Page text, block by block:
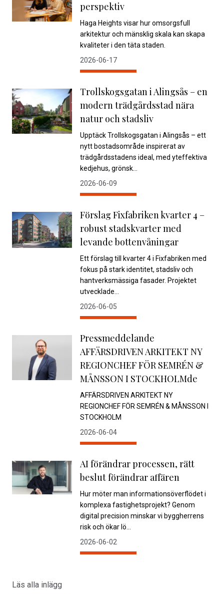
perspektiv
Haga Heights visar hur omsorgsfull
arkitektur och mänsklig skala kan skapa
kvaliteter i den täta staden.
2026-06-17
Trollskogsgatan i Alingsås – en
modern trädgårdsstad nära
natur och stadsliv
Upptäck Trollskogsgatan i Alingsås – ett
nytt bostadsområde inspirerat av
trädgårdsstadens ideal, med yteffektiva
kedjehus, grönsk...
2026-06-09
Förslag Fixfabriken kvarter 4 –
robust stadskvarter med
levande bottenvåningar
Ett förslag till kvarter 4 i Fixfabriken med
fokus på stark identitet, stadsliv och
hantverksmässiga fasader. Projektet
utvecklade...
2026-06-05
Pressmeddelande
AFFÄRSDRIVEN ARKITEKT NY
REGIONCHEF FÖR SEMRÉN &
MÅNSSON I STOCKHOLMde
AFFÄRSDRIVEN ARKITEKT NY
REGIONCHEF FÖR SEMRÉN & MÅNSSON I
STOCKHOLM
2026-06-04
AI förändrar processen, rätt
beslut förändrar affären
Hur möter man informationsöverflödet i
komplexa fastighetsprojekt? Genom
digital precision minskar vi byggherrens
risk och ökar lö...
2026-06-02
Läs alla inlägg